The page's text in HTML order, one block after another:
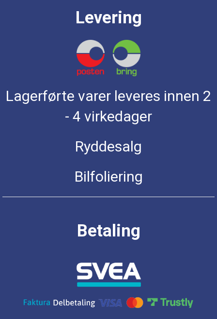
Levering
Lagerførte varer leveres innen 2
- 4 virkedager
Ryddesalg
Bilfoliering
Betaling